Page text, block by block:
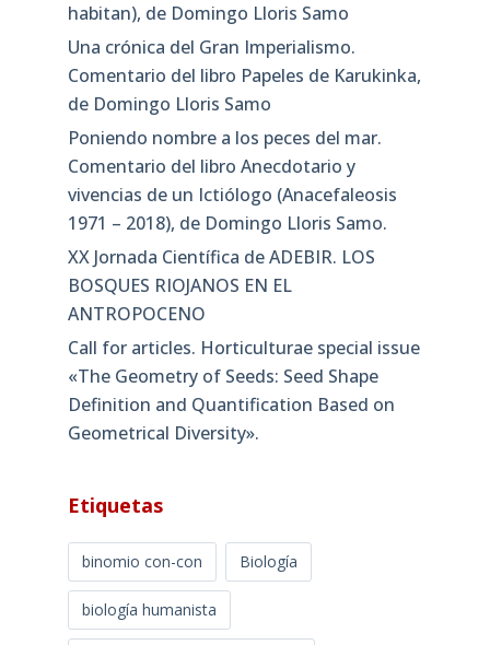
habitan), de Domingo Lloris Samo
Una crónica del Gran Imperialismo.
Comentario del libro Papeles de Karukinka,
de Domingo Lloris Samo
Poniendo nombre a los peces del mar.
Comentario del libro Anecdotario y
vivencias de un Ictiólogo (Anacefaleosis
1971 – 2018), de Domingo Lloris Samo.
XX Jornada Científica de ADEBIR. LOS
BOSQUES RIOJANOS EN EL
ANTROPOCENO
Call for articles. Horticulturae special issue
«The Geometry of Seeds: Seed Shape
Definition and Quantification Based on
Geometrical Diversity»​.
Etiquetas
binomio con-con Biología
biología humanista